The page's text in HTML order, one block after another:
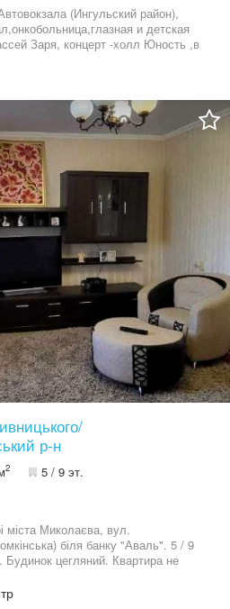
(Ингульский район),
и детская
Заря, концерт -холл Юность ,в
техника, двуспальная
диван.На выходных и на
750 грн, от 7 дней-700 грн.
р-н
2 5 / 9 эт.
міста Миколаєва, вул.
біля банку "Аваль". 5 / 9
цегляний. Квартира не